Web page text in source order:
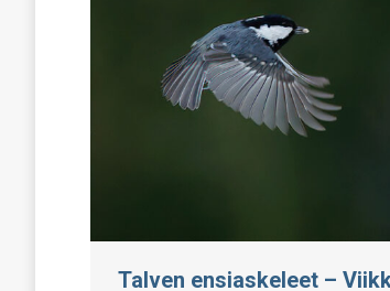
Talven ensiaskeleet –